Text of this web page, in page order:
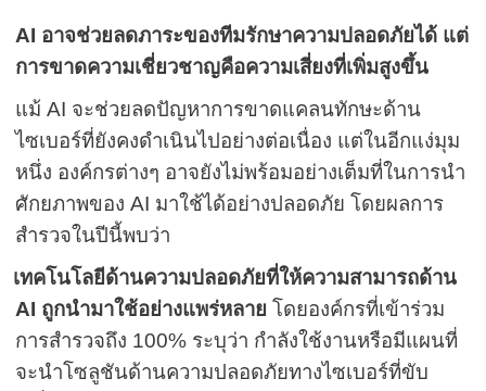
AI อาจช่วยลดภาระของทีมรักษาความปลอดภัยได้ แต่
การขาดความเชี่ยวชาญคือความเสี่ยงที่เพิ่มสูงขึ้น
แม้AI จะช่วยลดปัญหาการขาดแคลนทักษะด้าน
ไซเบอร์ที่ยังคงดำเนินไปอย่างต่อเนื่อง แต่ในอีกแง่มุม
หนึ่ง องค์กรต่างๆ อาจยังไม่พร้อมอย่างเต็มที่ในการนำ
ศักยภาพของAI มาใช้ได้อย่างปลอดภัย โดยผลการ
สำรวจในปีนี้พบว่า
เทคโนโลยีด้านความปลอดภัยที่ให้ความสามารถด้าน
AI ถูกนำมาใช้อย่างแพร่หลาย โดยองค์กรที่เข้าร่วม
การสำรวจถึง 100% ระบุว่า กำลังใช้งานหรือมีแผนที่
จะนำโซลูชันด้านความปลอดภัยทางไซเบอร์ที่ขับ